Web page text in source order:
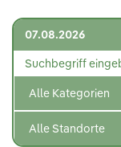
Der
Standorte & Kontakt
Ihre Meinung ist